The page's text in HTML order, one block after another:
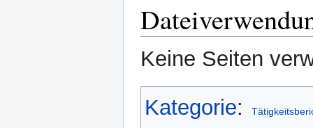
Keine Seiten
Kategorie: